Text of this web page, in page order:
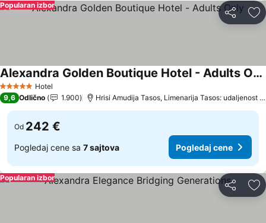
Deli
Popularan izbor
5 ZvezdiceHotel
Alexandra Golden Boutique Hotel - Adults Only
Pogledaj cene
9,6 Odlično 1.900 Hrisi Amudija Tasos, Limenarija Tasos: udaljenost
Od 242 €
Pogledaj cene sa 7 sajtova Pogledaj cene
Deli
Popularan izbor